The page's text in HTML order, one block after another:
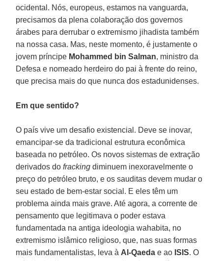
ocidental. Nós, europeus, estamos na vanguarda,
precisamos da plena colaboração dos governos
árabes para derrubar o extremismo jihadista também
na nossa casa. Mas, neste momento, é justamente o
jovem príncipe Mohammed bin Salman, ministro da
Defesa e nomeado herdeiro do pai à frente do reino,
que precisa mais do que nunca dos estadunidenses.
Em que sentido?
O país vive um desafio existencial. Deve se inovar,
emancipar-se da tradicional estrutura econômica
baseada no petróleo. Os novos sistemas de extração
derivados dofracking diminuem inexoravelmente o
preço do petróleo bruto, e os sauditas devem mudar o
seu estado de bem-estar social. E eles têm um
problema ainda mais grave. Até agora, a corrente de
pensamento que legitimava o poder estava
fundamentada na antiga ideologia wahabita, no
extremismo islâmico religioso, que, nas suas formas
mais fundamentalistas, leva à Al-Qaeda e ao ISIS. O